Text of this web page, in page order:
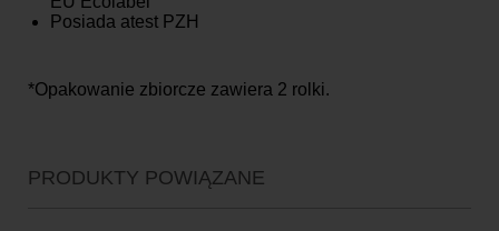
Posiada atest PZH
*Opakowanie zbiorcze zawiera 2 rolki.
PRODUKTY POWIĄZANE